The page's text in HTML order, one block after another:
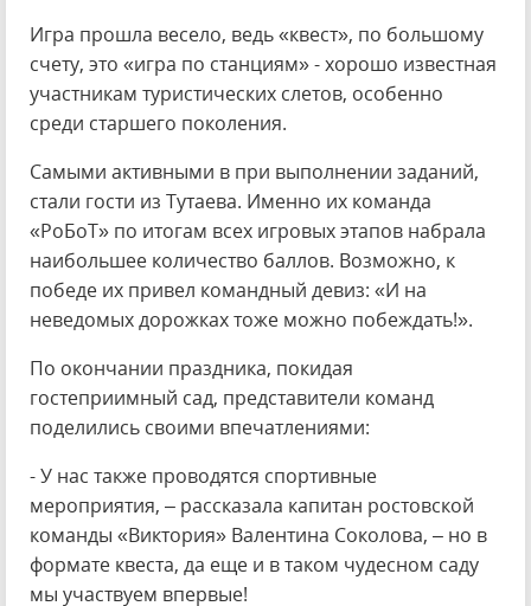
Игра прошла весело, ведь «квест», по большому
счету, это «игра по станциям» - хорошо известная
участникам туристических слетов, особенно
среди старшего поколения.
Самыми активными в при выполнении заданий,
стали гости из Тутаева. Именно их команда
«РоБоТ» по итогам всех игровых этапов набрала
наибольшее количество баллов. Возможно, к
победе их привел командный девиз: «И на
неведомых дорожках тоже можно побеждать!».
По окончании праздника, покидая
гостеприимный сад, представители команд
поделились своими впечатлениями:
- У нас также проводятся спортивные
мероприятия, – рассказала капитан ростовской
команды «Виктория» Валентина Соколова, – но в
формате квеста, да еще и в таком чудесном саду
мы участвуем впервые!